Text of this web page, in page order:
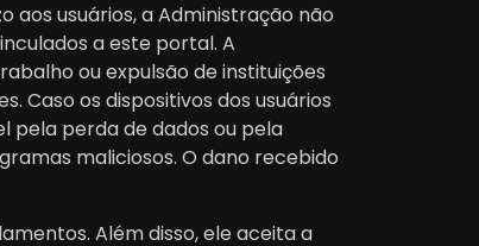
aos usuários, a Administração não
a este portal. A
ou expulsão de instituições
Caso os dispositivos dos usuários
pela perda de dados ou pela
maliciosos. O dano recebido
Além disso, ele aceita a